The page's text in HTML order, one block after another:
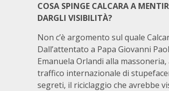
COSA SPINGE CALCARA A
DARGLI VISIBILITÀ?
Non c’è argomento sul quale
Dall’attentato a Papa Giovanni
Emanuela Orlandi alla
traffico internazionale di
segreti, il riciclaggio che avrebbe